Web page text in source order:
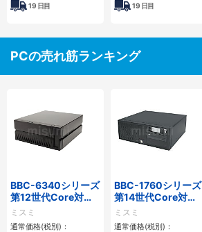
19 日目 19 日目
PCの売れ筋ランキング
BBC-6340シリーズ
第12世代Core対応
小型フロアマウント
PC2PCI/2PCIe
ミスミ
通常価格(税別)：
BBC-1760シリーズ
第14世代Core対応
小型フロアマウント
3PCIe
ミスミ
通常価格(税別)：